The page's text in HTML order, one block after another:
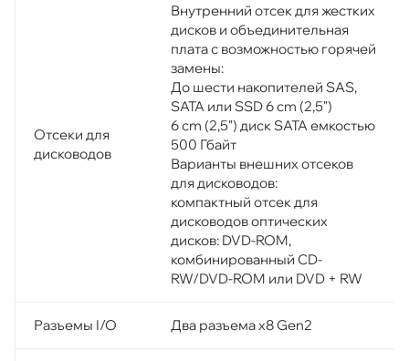
Отсеки для
дисководов
Внутренний отсек для жестких
дисков и объединительная
плата с возможностью горячей
замены:
До шести накопителей SAS,
SATA или SSD 6 cm (2,5")
6 cm (2,5") диск SATA емкостью
500 Гбайт
Варианты внешних отсеков
для дисководов:
компактный отсек для
дисководов оптических
дисков: DVD-ROM,
комбинированный CD-
RW/DVD-ROM или DVD + RW
Разъемы I/O Два разъема x8 Gen2